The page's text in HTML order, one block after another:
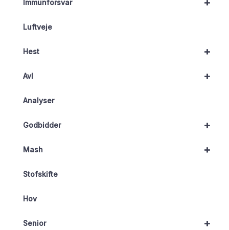
+
Immunforsvar
Luftveje
+
Hest
+
Avl
Analyser
+
Godbidder
+
Mash
Stofskifte
Hov
+
Senior